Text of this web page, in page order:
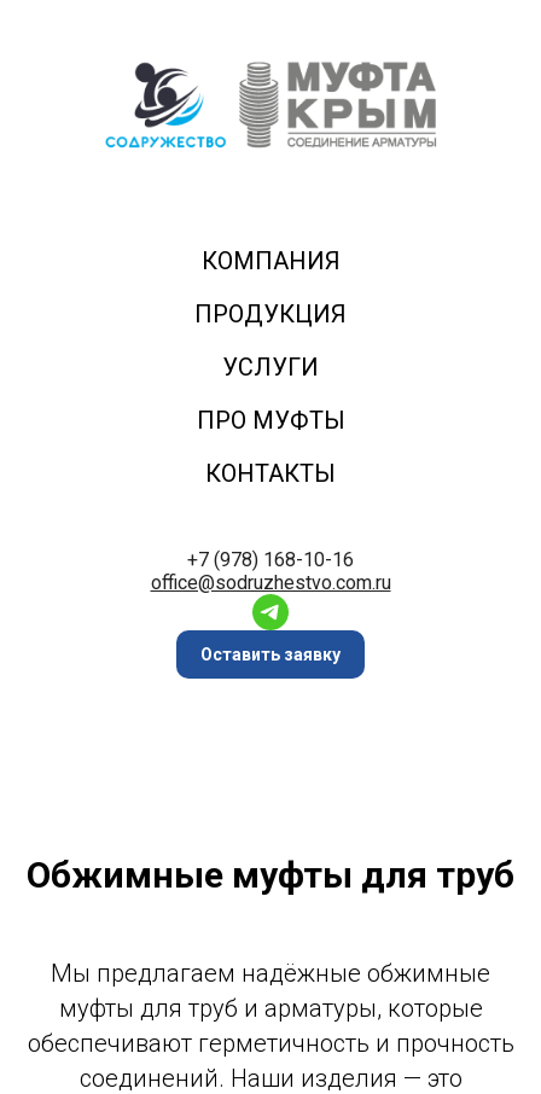
КОМПАНИЯ
ПРОДУКЦИЯ
УСЛУГИ
ПРО МУФТЫ
КОНТАКТЫ
+7 (978) 168-10-16
office@sodruzhestvo.com.ru
Оставить заявку
Обжимные муфты для труб
Мы предлагаем надёжные обжимные
муфты для труб и арматуры, которые
обеспечивают герметичность и прочность
соединений. Наши изделия — это